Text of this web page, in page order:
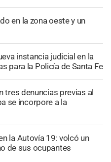
en la zona oeste y un
instancia judicial en la
para la Policía de Santa Fe
tres denuncias previas al
se incorpore a la
la Autovía 19: volcó un
de sus ocupantes